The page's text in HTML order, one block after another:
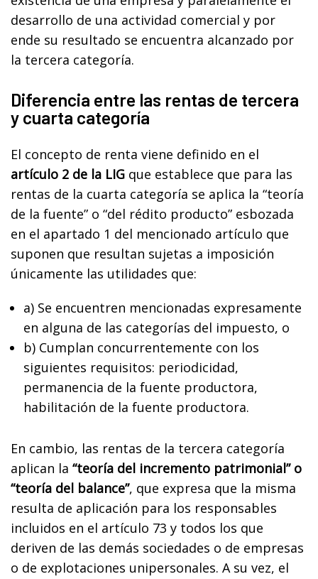
desarrollo de una actividad comercial y por
ende su resultado se encuentra alcanzado por
la tercera categoría.
Diferencia entre las rentas de tercera
y cuarta categoría
El concepto de renta viene definido en el
artículo 2 de la LIG que establece que para las
rentas de la cuarta categoría se aplica la “teoría
de la fuente” o “del rédito producto” esbozada
en el apartado 1 del mencionado artículo que
suponen que resultan sujetas a imposición
únicamente las utilidades que:
a) Se encuentren mencionadas expresamente
en alguna de las categorías del impuesto, o
b) Cumplan concurrentemente con los
siguientes requisitos: periodicidad,
permanencia de la fuente productora,
habilitación de la fuente productora.
En cambio, las rentas de la tercera categoría
aplican la “teoría del incremento patrimonial” o
“teoría del balance”, que expresa que la misma
resulta de aplicación para los responsables
incluidos en el artículo 73 y todos los que
deriven de las demás sociedades o de empresas
o de explotaciones unipersonales. A su vez, el